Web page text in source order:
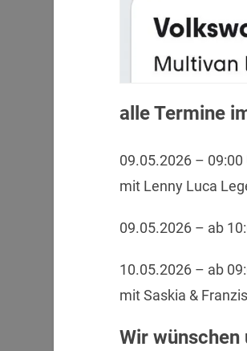
alle Termine
09.05.2026 –
mit Lenny Luca
09.05.2026 – ab
10.05.2026 – ab
mit Saskia &
Wir